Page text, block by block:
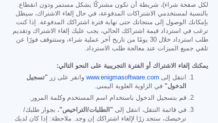
لكل صفحة شراء)، شريطة أن تكون مشتركًا بشكل مستمر ودون انقطاع.
بالنسبة لمستخدمي الاشتراكات المدفوعة، في حال إلغاء الاشتراك، سيظل
بإمكانك الوصول إلى منتجاتك حتى نهاية فترة اشتراكك المدفوعة. إذا كنت
ترغب في استرداد قيمة اشتراكك الحالي، يجب عليك إلغاء الاشتراك وتقديم
طلب استرداد خلال 30 يومًا من تاريخ آخر عملية شراء، وستتوقف فورًا عن
تلقي جميع الميزات عند معالجة طلب الاسترداد.
يمكنك إلغاء الاشتراك أو الفترة التجريبية على النحو التالي:
انتقل إلى www.enigmasoftware.com وانقر على زر "تسجيل
الدخول" في الزاوية العلوية اليمنى.
قم بتسجيل الدخول باستخدام اسم المستخدم وكلمة المرور.
في قائمة التنقل، انتقل إلى "الطلبات/التراخيص". بجوار طلبك/
ترخيصك، ستجد زرًا لإلغاء اشتراكك إن وجد. ملاحظة: إذا كان لديك